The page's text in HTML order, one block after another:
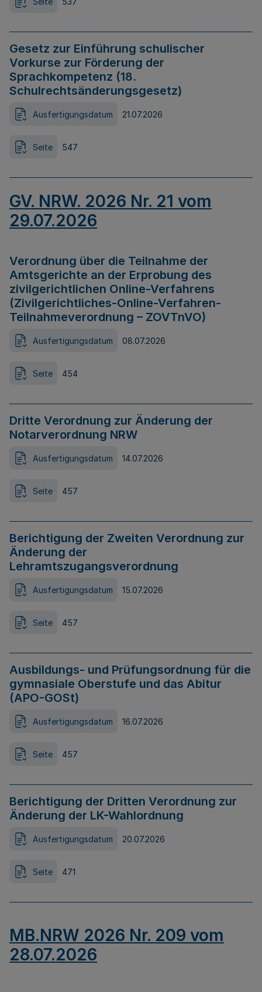
Gesetz zur Einführung schulischer
Vorkurse zur Förderung der
Sprachkompetenz (18.
Schulrechtsänderungsgesetz)
Ausfertigungsdatum 21.07.2026
Seite 547
GV. NRW. 2026 Nr. 21 vom
29.07.2026
Verordnung über die Teilnahme der
Amtsgerichte an der Erprobung des
zivilgerichtlichen Online-Verfahrens
(Zivilgerichtliches-Online-Verfahren-
Teilnahmeverordnung – ZOVTnVO)
Ausfertigungsdatum 08.07.2026
Seite 454
Dritte Verordnung zur Änderung der
Notarverordnung NRW
Ausfertigungsdatum 14.07.2026
Seite 457
Berichtigung der Zweiten Verordnung zur
Änderung der
Lehramtszugangsverordnung
Ausfertigungsdatum 15.07.2026
Seite 457
Ausbildungs- und Prüfungsordnung für die
gymnasiale Oberstufe und das Abitur
(APO-GOSt)
Ausfertigungsdatum 16.07.2026
Seite 457
Berichtigung der Dritten Verordnung zur
Änderung der LK-Wahlordnung
Ausfertigungsdatum 20.07.2026
Seite 471
MB.NRW 2026 Nr. 209 vom
28.07.2026